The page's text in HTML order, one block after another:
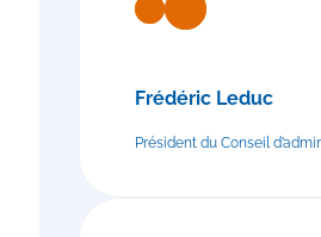
Frédéric Leduc
Président du Conseil